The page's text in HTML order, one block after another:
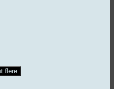
flere